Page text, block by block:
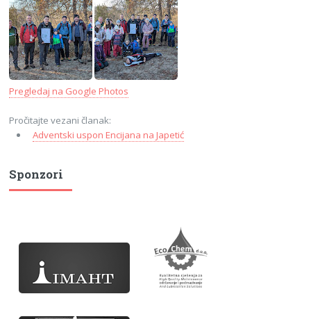
Pregledaj na Google Photos
Pročitajte vezani članak:
Adventski uspon Encijana na Japetić
Sponzori